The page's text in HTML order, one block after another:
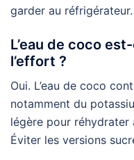
garder au réfrigérateur.
L’eau de coco
l’effort ?
Oui. L’eau de coco
notamment du
légère pour réhydrater
Éviter les versions